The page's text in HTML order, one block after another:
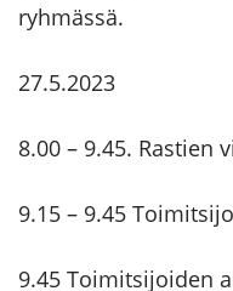
ryhmässä.
27.5.2023
8.00 – 9.45. Rastien
9.15 – 9.45
9.45 Toimitsijoiden